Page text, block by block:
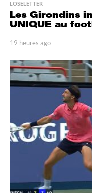
LOSELETTER
Les Girondins
UNIQUE au
19 heures ago
h
e
u
r
s
a
g
o